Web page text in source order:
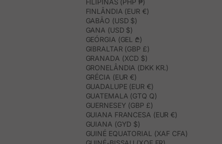
FILIPINAS (PHP ₱)
FINLÂNDIA (EUR €)
GABÃO (USD $)
GANA (USD $)
GEÓRGIA (GEL ₾)
GIBRALTAR (GBP £)
GRANADA (XCD $)
GRONELÂNDIA (DKK KR.)
GRÉCIA (EUR €)
GUADALUPE (EUR €)
GUATEMALA (GTQ Q)
GUERNESEY (GBP £)
GUIANA FRANCESA (EUR €)
GUIANA (GYD $)
GUINÉ EQUATORIAL (XAF CFA)